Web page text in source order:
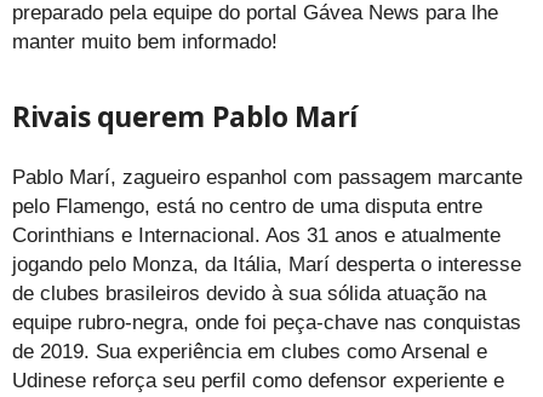
preparado pela equipe do portal Gávea News para lhe
manter muito bem informado!
Rivais querem Pablo Marí
Pablo Marí, zagueiro espanhol com passagem marcante
pelo Flamengo, está no centro de uma disputa entre
Corinthians e Internacional. Aos 31 anos e atualmente
jogando pelo Monza, da Itália, Marí desperta o interesse
de clubes brasileiros devido à sua sólida atuação na
equipe rubro-negra, onde foi peça-chave nas conquistas
de 2019. Sua experiência em clubes como Arsenal e
Udinese reforça seu perfil como defensor experiente e